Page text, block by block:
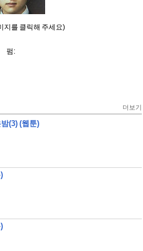
지를 클릭해 주세요)
펌:
더보기
(3) (웹툰)